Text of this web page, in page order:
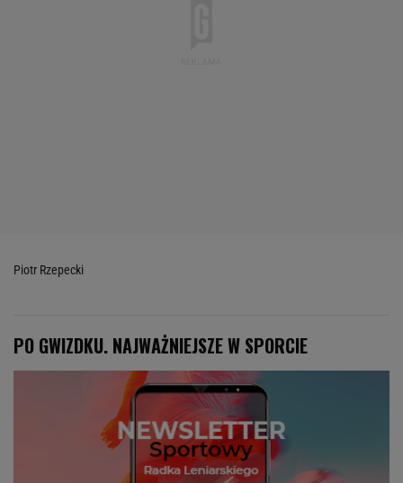
Piotr Rzepecki